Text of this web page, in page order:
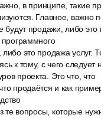
в принципе, такие
Главное, важно
будут продажи, либо это
программного
это продажа услуг.
к тому, с чего следует
проекта. Это что, что
продаётся и как
те вопросы, которые